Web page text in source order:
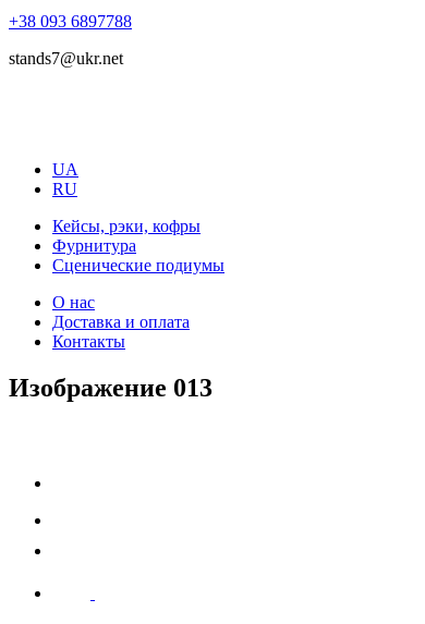
+38 093 6897788
stands7@ukr.net
UA
RU
Кейсы, рэки, кофры
Фурнитура
Сценические подиумы
О нас
Доставка и оплата
Контакты
Изображение 013